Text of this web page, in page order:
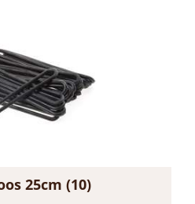
25cm (10)